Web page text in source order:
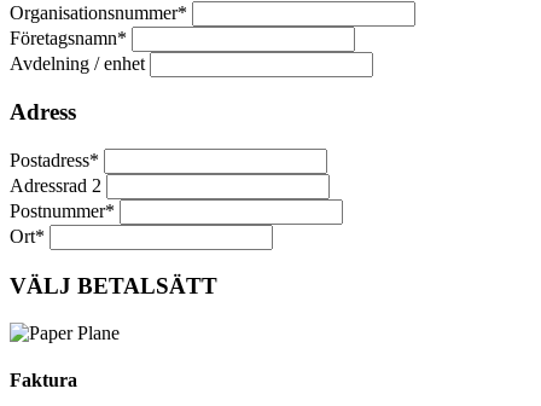
Organisationsnummer*
Företagsnamn*
Avdelning / enhet
Adress
Postadress*
Adressrad 2
Postnummer*
Ort*
VÄLJ BETALSÄTT
Faktura